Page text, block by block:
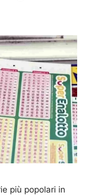
più popolari in